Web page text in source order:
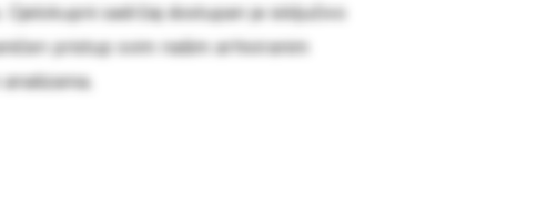
sadržaj dostupan je isključivo
pristup svim našim arhiviranim